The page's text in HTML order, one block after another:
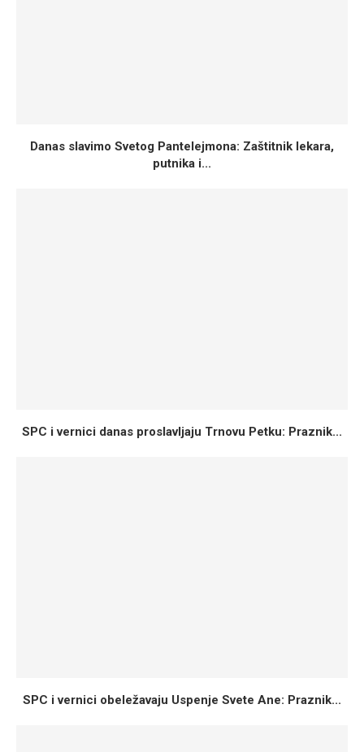
Danas slavimo Svetog Pantelejmona: Zaštitnik lekara,
putnika i...
SPC i vernici danas proslavljaju Trnovu Petku: Praznik...
SPC i vernici obeležavaju Uspenje Svete Ane: Praznik...